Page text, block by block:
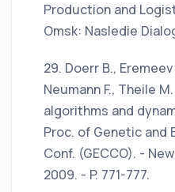
Production and
Omsk: Nasledie
29. Doerr В., Eremeev
Neumann F., Theile
algorithms and
Proc. of Genetic and
Conf. (GECCO). -
2009. - P. 771-777.